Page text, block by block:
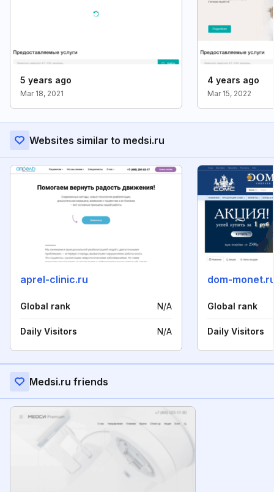
5 years ago
Mar 18, 2021
4 years ago
Mar 15, 2022
Websites similar to medsi.ru
aprel-clinic.ru
Global rank N/A
Daily Visitors N/A
dom-
Global rank
Daily Visitors
Medsi.ru friends